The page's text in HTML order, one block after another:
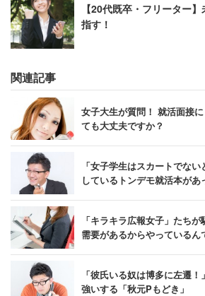
【20代既卒・フリーター
指す！
関連記事
女子大生が質問！ 就活面接
ても大丈夫ですか？
「女子学生はスカートでな
しているトンデモ就活本があ
「キラキラ広報女子」たち
需要があるからやっているん
「彼氏いる奴は博多に左遷
強いする「秋元Pもどき」